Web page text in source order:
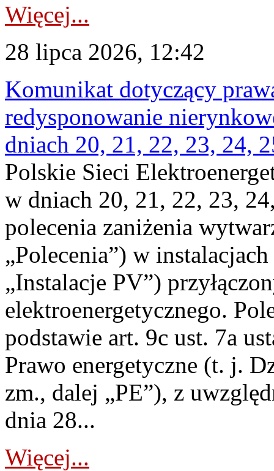
Więcej...
28 lipca 2026, 12:42
Komunikat dotyczący
redysponowanie
dniach 20, 21, 22, 23, 24,
Polskie Sieci
w dniach 20, 21, 22, 23,
polecenia zaniżenia
„Polecenia”) w
„Instalacje PV”)
elektroenergetycznego.
podstawie art. 9c ust. 7a
Prawo energetyczne (t. j.
zm., dalej „PE”), z
dnia 28...
Więcej...